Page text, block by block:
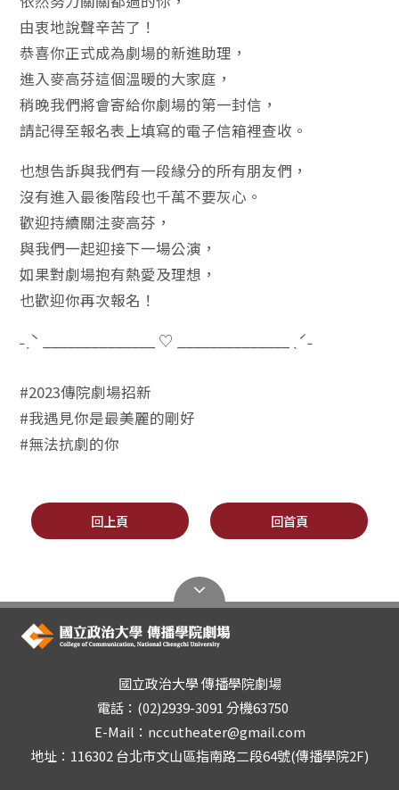
由衷地說聲辛苦了！
恭喜你正式成為劇場的新進助理，
進入麥高芬這個溫暖的大家庭，
稍晚我們將會寄給你劇場的第一封信，
請記得至報名表上填寫的電子信箱裡查收。
也想告訴與我們有一段緣分的所有朋友們，
沒有進入最後階段也千萬不要灰心。
歡迎持續關注麥高芬，
與我們一起迎接下一場公演，
如果對劇場抱有熱愛及理想，
也歡迎你再次報名！
˗ˏˋ ______________ ♡ ______________ ˎˊ˗
#2023傳院劇場招新
#我遇見你是最美麗的剛好
#無法抗劇的你
回上頁 回首頁
國立政治大學 傳播學院劇場
電話：(02)2939-3091 分機63750
E-Mail：nccutheater@gmail.com
地址：116302 台北市文山區指南路二段64號(傳播學院2F)